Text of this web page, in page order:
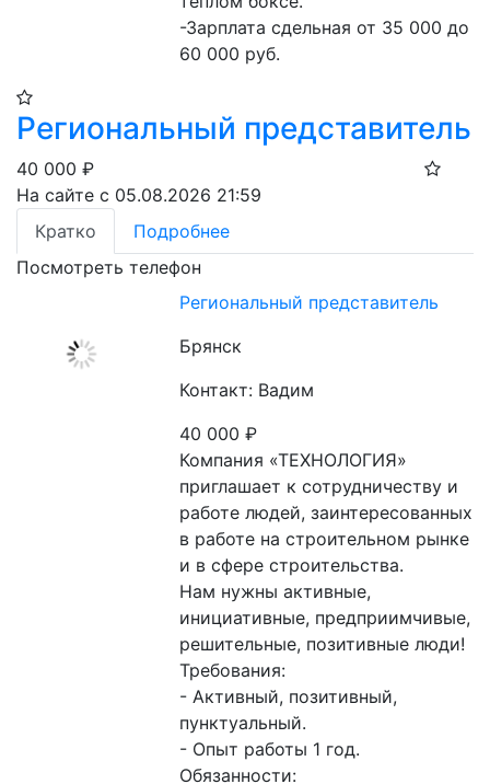
-Зарплата сдельная от 35 000 до
60 000 руб.
Региональный представитель
40 000 ₽
На сайте с 05.08.2026 21:59
Кратко
Подробнее
Посмотреть телефон
Региональный представитель
Брянск
Контакт: Вадим
40 000₽
Компания «ТЕХНОЛОГИЯ»
приглашает к сотрудничеству и
работе людей, заинтересованных
в работе на строительном рынке
и в сфере строительства.
Нам нужны активные,
инициативные, предприимчивые,
решительные, позитивные люди!
Требования:
- Активный, позитивный,
пунктуальный.
- Опыт работы 1 год.
Обязанности: